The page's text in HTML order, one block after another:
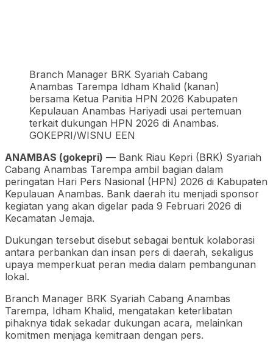
Branch Manager BRK Syariah Cabang
Anambas Tarempa Idham Khalid (kanan)
bersama Ketua Panitia HPN 2026 Kabupaten
Kepulauan Anambas Hariyadi usai pertemuan
terkait dukungan HPN 2026 di Anambas.
GOKEPRI/WISNU EEN
ANAMBAS (gokepri) — Bank Riau Kepri (BRK) Syariah
Cabang Anambas Tarempa ambil bagian dalam
peringatan Hari Pers Nasional (HPN) 2026 di Kabupaten
Kepulauan Anambas. Bank daerah itu menjadi sponsor
kegiatan yang akan digelar pada 9 Februari 2026 di
Kecamatan Jemaja.
Dukungan tersebut disebut sebagai bentuk kolaborasi
antara perbankan dan insan pers di daerah, sekaligus
upaya memperkuat peran media dalam pembangunan
lokal.
Branch Manager BRK Syariah Cabang Anambas
Tarempa, Idham Khalid, mengatakan keterlibatan
pihaknya tidak sekadar dukungan acara, melainkan
komitmen menjaga kemitraan dengan pers.